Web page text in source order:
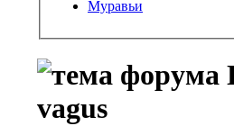
Муравьи
vagus